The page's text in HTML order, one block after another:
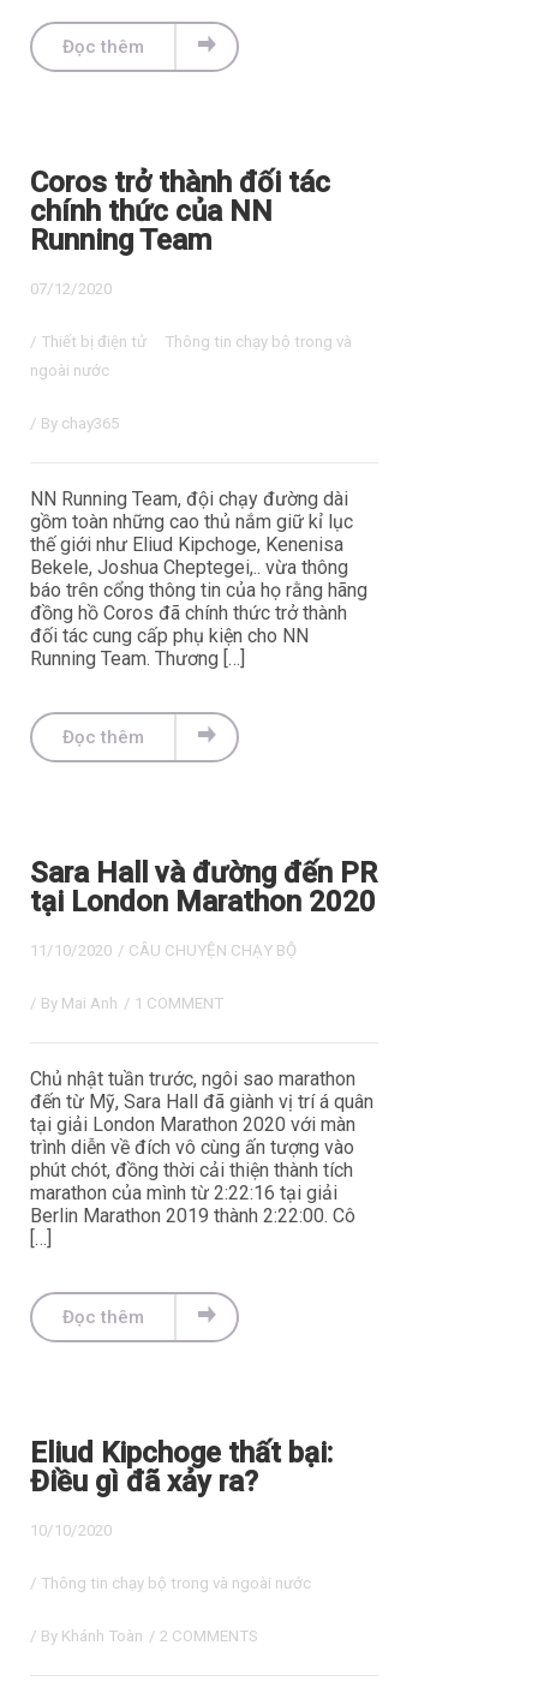
Đọc thêm
Coros trở thành đối tác
chính thức của NN
Running Team
07/12/2020
/ Thiết bị điện tử
Thông tin chạy bộ trong và
ngoài nước
/ By chay365
NN Running Team, đội chạy đường dài
gồm toàn những cao thủ nắm giữ kỉ lục
thế giới như Eliud Kipchoge, Kenenisa
Bekele, Joshua Cheptegei,.. vừa thông
báo trên cổng thông tin của họ rằng hãng
đồng hồ Coros đã chính thức trở thành
đối tác cung cấp phụ kiện cho NN
Running Team. Thương […]
Đọc thêm
Sara Hall và đường đến PR
tại London Marathon 2020
11/10/2020 / CÂU CHUYỆN CHẠY BỘ
/ By Mai Anh / 1 COMMENT
Chủ nhật tuần trước, ngôi sao marathon
đến từ Mỹ, Sara Hall đã giành vị trí á quân
tại giải London Marathon 2020 với màn
trình diễn về đích vô cùng ấn tượng vào
phút chót, đồng thời cải thiện thành tích
marathon của mình từ 2:22:16 tại giải
Berlin Marathon 2019 thành 2:22:00. Cô
[…]
Đọc thêm
Eliud Kipchoge thất bại:
Điều gì đã xảy ra?
10/10/2020
/ Thông tin chạy bộ trong và ngoài nước
/ By Khánh Toàn / 2 COMMENTS